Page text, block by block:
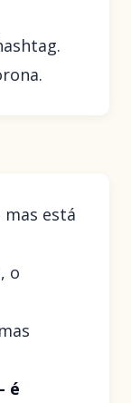
está
o
é